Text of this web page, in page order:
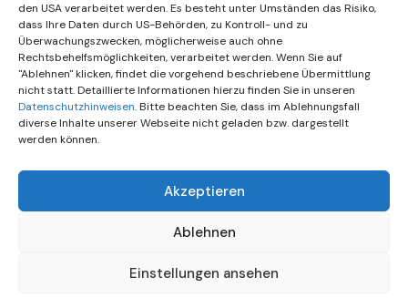
den USA verarbeitet werden. Es besteht unter Umständen das Risiko,
dass Ihre Daten durch US-Behörden, zu Kontroll- und zu
Überwachungszwecken, möglicherweise auch ohne
Rechtsbehelfsmöglichkeiten, verarbeitet werden. Wenn Sie auf
"Ablehnen" klicken, findet die vorgehend beschriebene Übermittlung
nicht statt. Detaillierte Informationen hierzu finden Sie in unseren
Datenschutzhinweisen. Bitte beachten Sie, dass im Ablehnungsfall
diverse Inhalte unserer Webseite nicht geladen bzw. dargestellt
werden können.
Akzeptieren
Ablehnen
Einstellungen ansehen
Gemeinsames Friedensgebet
Setzt Zeichen …
15. Juli 2026